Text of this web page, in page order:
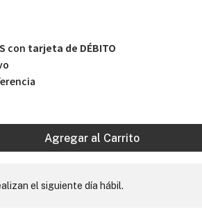
con tarjeta de DÉBITO
Agregar al Carrito
el siguiente día hábil.